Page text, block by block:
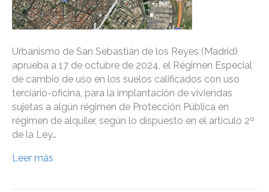
Urbanismo de San Sebastián de los Reyes (Madrid)
aprueba a 17 de octubre de 2024, el Régimen Especial
de cambio de uso en los suelos calificados con uso
terciario-oficina, para la implantación de viviendas
sujetas a algún régimen de Protección Pública en
régimen de alquiler, según lo dispuesto en el artículo 2º
de la Ley…
Leer más